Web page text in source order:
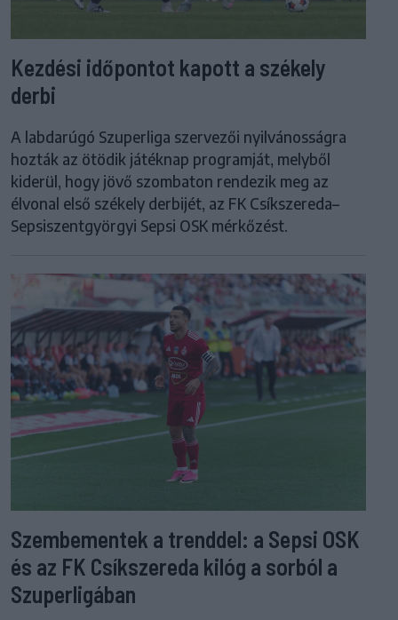
Kezdési időpontot kapott a székely
derbi
A labdarúgó Szuperliga szervezői nyilvánosságra
hozták az ötödik játéknap programját, melyből
kiderül, hogy jövő szombaton rendezik meg az
élvonal első székely derbijét, az FK Csíkszereda–
Sepsiszentgyörgyi Sepsi OSK mérkőzést.
Szembementek a trenddel: a Sepsi OSK
és az FK Csíkszereda kilóg a sorból a
Szuperligában